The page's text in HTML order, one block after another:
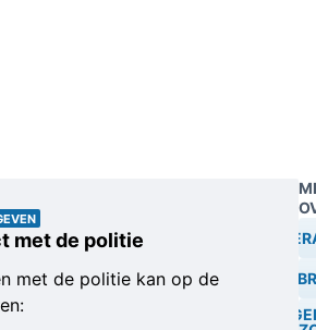
met de politie
met de politie kan op de